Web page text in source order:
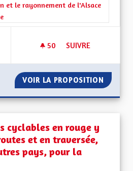
catégorie : La Culture, l'Education et
et le rayonnement de l'Alsace
50 50 ABONNÉS
SUIVRE
VOIR LA PROPOSITION
cyclables en rouge y
et en traversée,
pays, pour la